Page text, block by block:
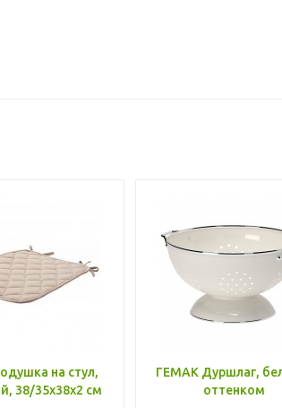
на стул,
38/35x38x2 см
ГЕМАК Дуршлаг,
оттенком